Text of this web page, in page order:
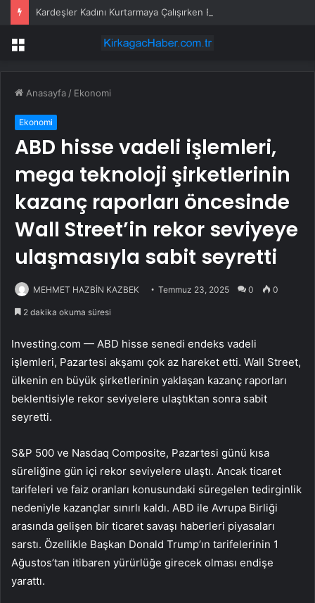
Kardeşler Kadını Kurtarmaya Çalışırken Bıçaklandı
Menü
Anasayfa / Ekonomi
Ekonomi
ABD hisse vadeli işlemleri,
mega teknoloji şirketlerinin
kazanç raporları öncesinde
Wall Street’in rekor seviyeye
ulaşmasıyla sabit seyretti
MEHMET HAZBİN KAZBEK Temmuz 23, 2025 0 0
2 dakika okuma süresi
Investing.com — ABD hisse senedi endeks vadeli
işlemleri, Pazartesi akşamı çok az hareket etti. Wall Street,
ülkenin en büyük şirketlerinin yaklaşan kazanç raporları
beklentisiyle rekor seviyelere ulaştıktan sonra sabit
seyretti.
S&P 500 ve Nasdaq Composite, Pazartesi günü kısa
süreliğine gün içi rekor seviyelere ulaştı. Ancak ticaret
tarifeleri ve faiz oranları konusundaki süregelen tedirginlik
nedeniyle kazançlar sınırlı kaldı. ABD ile Avrupa Birliği
arasında gelişen bir ticaret savaşı haberleri piyasaları
sarstı. Özellikle Başkan Donald Trump’ın tarifelerinin 1
Ağustos’tan itibaren yürürlüğe girecek olması endişe
yarattı.